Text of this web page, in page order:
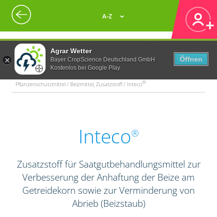
Agrar Wetter
Bayer CropScience Deutschland GmbH
Kostenlos bei Google Play
Öffnen
A-Z
Pflanzenschutzmittel / Beizmittel, Zusatzstoff / Inteco®
Inteco®
Zusatzstoff für Saatgutbehandlungsmittel zur
Verbesserung der Anhaftung der Beize am
Getreidekorn sowie zur Verminderung von
Abrieb (Beizstaub)